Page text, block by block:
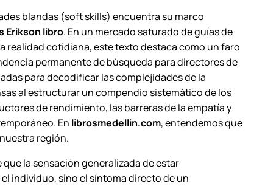
blandas (soft skills) encuentra su marco
Erikson libro. En un mercado saturado de guías de
realidad cotidiana, este texto destaca como un faro
permanente de búsqueda para directores de
para decodificar las complejidades de la
al estructurar un compendio sistemático de los
de rendimiento, las barreras de la empatía y
En librosmedellin.com, entendemos que
región.
la sensación generalizada de estar
individuo, sino el síntoma directo de un